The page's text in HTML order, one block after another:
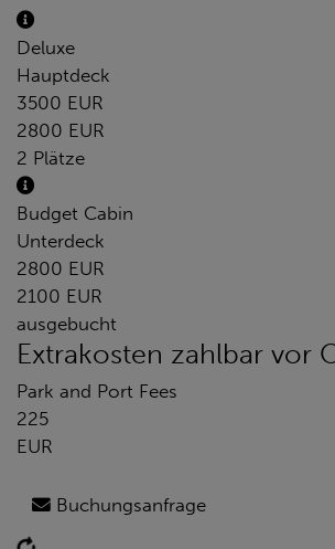
Deluxe
Hauptdeck
3500 EUR
2800 EUR
2 Plätze
Budget Cabin
Unterdeck
2800 EUR
2100 EUR
ausgebucht
Extrakosten zahlbar vor
Park and Port Fees
225
EUR
Buchungsanfrage